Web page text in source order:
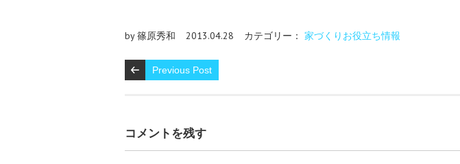
by 篠原秀和 2013.04.28 カテゴリー： 家づくりお役立ち情報
Previous Post
コメントを残す